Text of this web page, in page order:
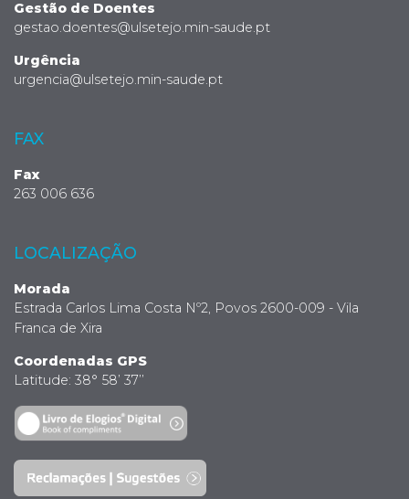
Gestão de Doentes
gestao.doentes@ulsetejo.min-saude.pt
Urgência
urgencia@ulsetejo.min-saude.pt
FAX
Fax
263 006 636
LOCALIZAÇÃO
Morada
Estrada Carlos Lima Costa Nº2, Povos 2600-009 - Vila
Franca de Xira
Coordenadas GPS
Latitude: 38° 58’ 37’’